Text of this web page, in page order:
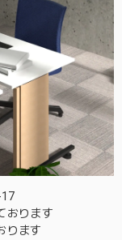
おります
ります